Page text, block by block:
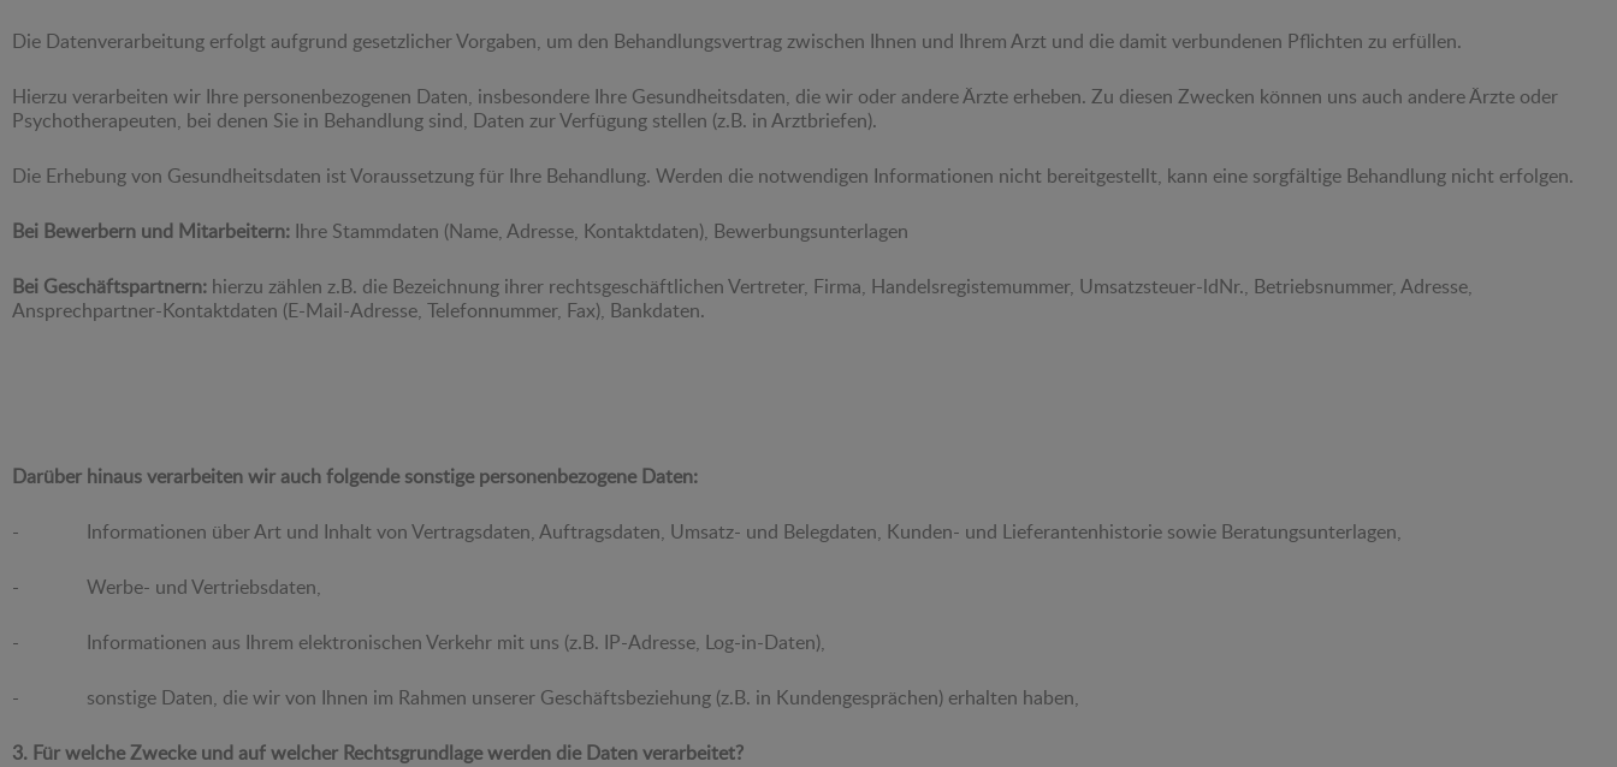
Die Datenverarbeitung erfolgt aufgrund gesetzlicher Vorgaben, um den Behandlungsvertrag zwischen Ihnen und Ihrem Arzt und die damit verbundenen Pflichten zu erfüllen.
Hierzu verarbeiten wir Ihre personenbezogenen Daten, insbesondere Ihre Gesundheitsdaten, die wir oder andere Ärzte erheben. Zu diesen Zwecken können uns auch andere Ärzte oder
Psychotherapeuten, bei denen Sie in Behandlung sind, Daten zur Verfügung stellen (z.B. in Arztbriefen).
Die Erhebung von Gesundheitsdaten ist Voraussetzung für Ihre Behandlung. Werden die notwendigen Informationen nicht bereitgestellt, kann eine sorgfältige Behandlung nicht erfolgen.
Bei Bewerbern und Mitarbeitern: Ihre Stammdaten (Name, Adresse, Kontaktdaten), Bewerbungsunterlagen
Bei Geschäftspartnern: hierzu zählen z.B. die Bezeichnung ihrer rechtsgeschäftlichen Vertreter, Firma, Handelsregistemummer, Umsatzsteuer-ldNr., Betriebsnummer, Adresse,
Ansprechpartner-Kontaktdaten (E-Mail-Adresse, Telefonnummer, Fax), Bankdaten.
Darüber hinaus verarbeiten wir auch folgende sonstige personenbezogene Daten:
- Informationen über Art und Inhalt von Vertragsdaten, Auftragsdaten, Umsatz- und Belegdaten, Kunden- und Lieferantenhistorie sowie Beratungsunterlagen,
- Werbe- und Vertriebsdaten,
- Informationen aus Ihrem elektronischen Verkehr mit uns (z.B. IP-Adresse, Log-in-Daten),
- sonstige Daten, die wir von Ihnen im Rahmen unserer Geschäftsbeziehung (z.B. in Kundengesprächen) erhalten haben,
3. Für welche Zwecke und auf welcher Rechtsgrundlage werden die Daten verarbeitet?